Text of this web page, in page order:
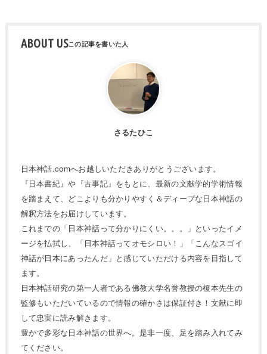
ABOUT US
さるたひこ
日本神話.comへお越しいただきありがとうございます。
『日本書紀』や『古事記』をもとに、最新の文献学的学術情報
を踏まえて、どこよりも分かりやすく＆ディープな日本神話の
解釈方法をお届けしています。
これまでの「日本神話って分かりにくい。。。」といったイメ
ージを払拭し、「日本神話ってオモシロい！」「こんなスゴイ
神話が日本にあったんだ」と感じていただける内容を目指して
ます。
日本神話研究の第一人者である佛教大学名誉教授の榎本先生の
監修もいただいているので情報の確かさは保証付き！文献に即
して忠実に読み解きます。
豊かで多彩な日本神話の世界へ。是非一度、足を踏み入れてみ
てください。